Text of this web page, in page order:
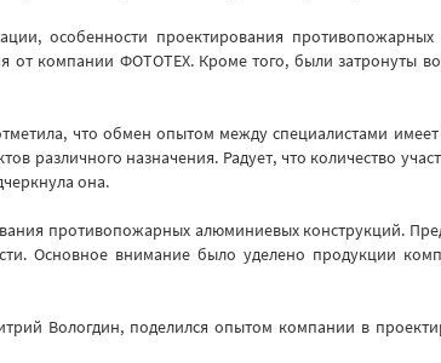
особенности проектирования
от компании ФОТОТЕХ. Кроме того, были затронуты
что обмен опытом между специалистами
различного назначения. Радует, что количество
она.
противопожарных алюминиевых конструкций.
Основное внимание было уделено продукции
Вологдин, поделился опытом компании в